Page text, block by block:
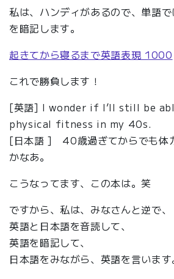
私は、ハンディがあるので、単語
を暗記します。
起きてから寝るまで英語表現 1000
これで勝負します！
[英語] I wonder if I’ll still be
physical fitness in my 40s.
[日本語 ] 40歳過ぎてからでも体
かなあ。
こうなってます、この本は。笑
ですから、私は、みなさんと逆で、
英語と日本語を音読して、
英語を暗記して、
日本語をみながら、英語を言います